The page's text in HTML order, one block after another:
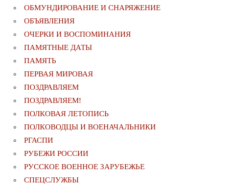
ОБМУНДИРОВАНИЕ И СНАРЯЖЕНИЕ
ОБЪЯВЛЕНИЯ
ОЧЕРКИ И ВОСПОМИНАНИЯ
ПАМЯТНЫЕ ДАТЫ
ПАМЯТЬ
ПЕРВАЯ МИРОВАЯ
ПОЗДРАВЛЯЕМ
ПОЗДРАВЛЯЕМ!
ПОЛКОВАЯ ЛЕТОПИСЬ
ПОЛКОВОДЦЫ И ВОЕНАЧАЛЬНИКИ
РГАСПИ
РУБЕЖИ РОССИИ
РУССКОЕ ВОЕННОЕ ЗАРУБЕЖЬЕ
СПЕЦСЛУЖБЫ